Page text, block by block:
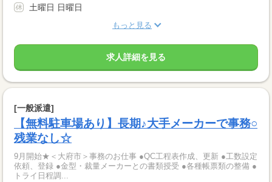
土曜日 日曜日
もっと見る
求人詳細を見る
[一般派遣]
【無料駐車場あり】長期♪大手メーカーで事務○
残業なし☆
9月開始★＜大府市＞事務のお仕事 ●QC工程表作成、更新 ●工数設定
依頼、登録 ●金型・裁量メーカーとの書類授受 ●各種帳票類の整備 ●
トライ日程調...